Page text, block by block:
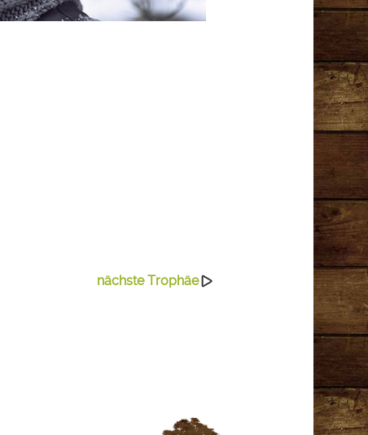
nächste Trophäe